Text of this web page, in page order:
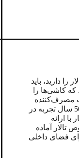
دارید، باید
که کاشی‌ها را
مصرف‌کننده
می‌رساند. مجموعه آرچی لرن با بیش از 50 سال تجربه در
با ارائه
آماده
فضای داخلی